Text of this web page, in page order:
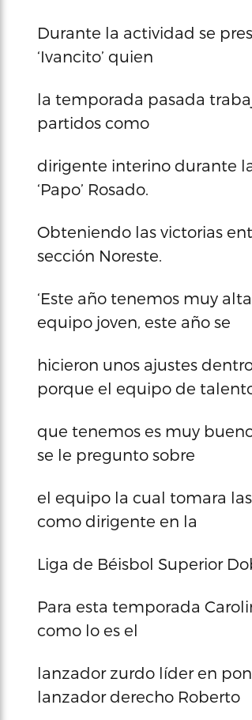
Durante la actividad se
‘Ivancito’ quien
la temporada pasada
partidos como
dirigente interino durante
‘Papo’ Rosado.
Obteniendo las victorias
sección Noreste.
‘Este año tenemos muy
equipo joven, este año se
hicieron unos ajustes
porque el equipo de
que tenemos es muy
se le pregunto sobre
el equipo la cual tomara
como dirigente en la
Liga de Béisbol Superior
Para esta temporada
como lo es el
lanzador zurdo líder en
lanzador derecho Roberto